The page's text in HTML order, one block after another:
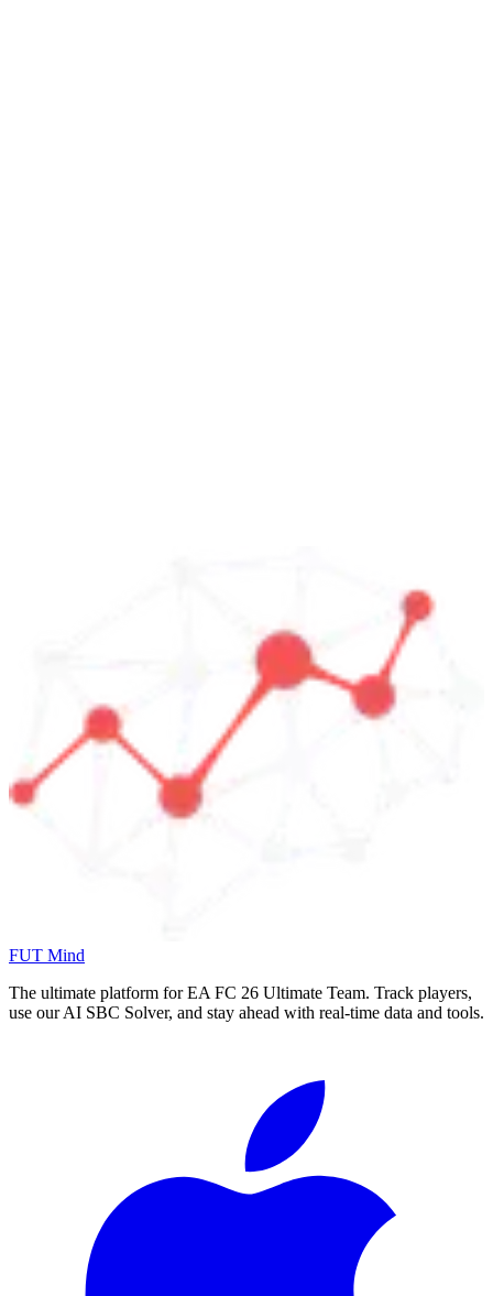
FUT Mind
The ultimate platform for EA FC 26 Ultimate Team. Track players,
use our AI SBC Solver, and stay ahead with real-time data and tools.